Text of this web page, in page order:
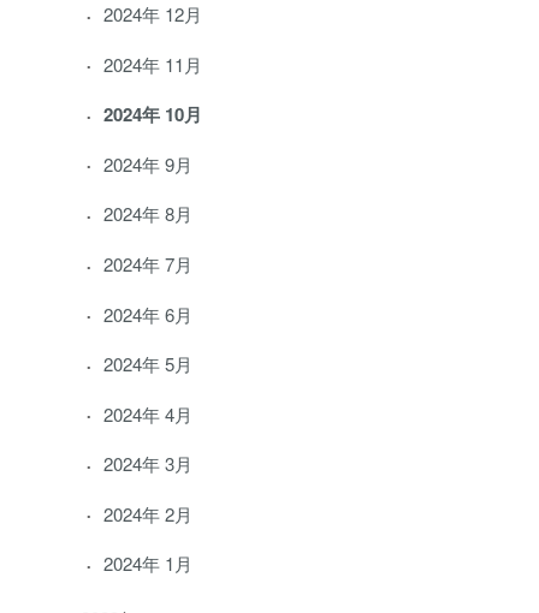
2024年 12月
2024年 11月
2024年 10月
2024年 9月
2024年 8月
2024年 7月
2024年 6月
2024年 5月
2024年 4月
2024年 3月
2024年 2月
2024年 1月